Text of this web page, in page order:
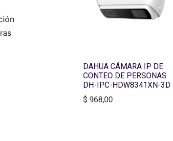
DAHUA CÁMARA IP DE
CONTEO DE PERSONAS
DH-IPC-HDW8341XN-3D
$ 968,00